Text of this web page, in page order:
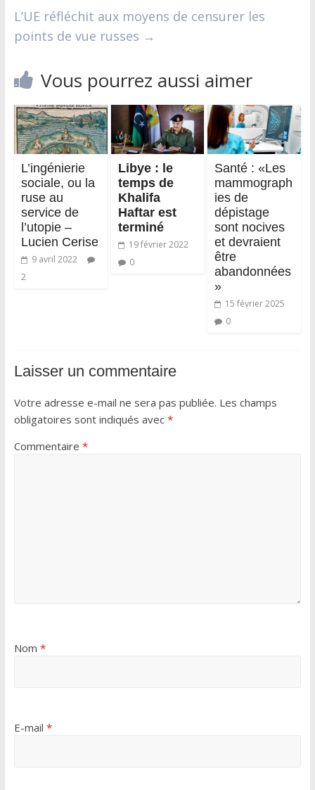
L’UE réfléchit aux moyens de censurer les
points de vue russes →
Vous pourrez aussi aimer
L’ingénierie
sociale, ou la
ruse au
service de
l’utopie –
Lucien Cerise
9 avril 2022
2
Libye : le
temps de
Khalifa
Haftar est
terminé
19 février 2022
0
Santé : «Les
mammograph
ies de
dépistage
sont nocives
et devraient
être
abandonnées
»
15 février 2025
0
Laisser un commentaire
Votre adresse e-mail ne sera pas publiée. Les champs
obligatoires sont indiqués avec *
Commentaire *
Nom *
E-mail *